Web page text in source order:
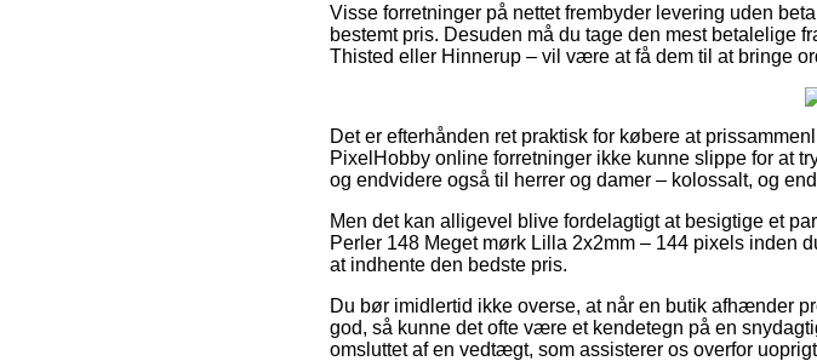
Visse forretninger på nettet frembyder levering uden
bestemt pris. Desuden må du tage den mest betalelige
Thisted eller Hinnerup – vil være at få dem til at bringe
Det er efterhånden ret praktisk for købere at
PixelHobby online forretninger ikke kunne slippe for at
og endvidere også til herrer og damer – kolossalt, og
Men det kan alligevel blive fordelagtigt at besigtige et
Perler 148 Meget mørk Lilla 2x2mm – 144 pixels inden
at indhente den bedste pris.
Du bør imidlertid ikke overse, at når en butik afhænder
god, så kunne det ofte være et kendetegn på en
omsluttet af en vedtægt, som assisterer os overfor